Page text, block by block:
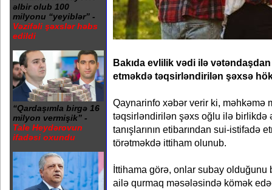
əlbir olub 100
milyonu “yeyiblər” -
Vəzifəli şəxslər həbs
edildi
“Qardaşımla birgə 16
milyon vermişik” -
Tale Heydərovun
ifadəsi oxundu
Bakıda evlilik vədi ilə
etməkdə təqsirləndirilən şəxsə
Qaynarinfo xəbər verir ki, məhkəmə
təqsirləndirilən şəxs oğlu ilə birlikdə
tanışlarının etibarından sui-istifadə
törətməkdə ittiham olunub.
İttihama görə, onlar subay
ailə qurmaq məsələsində kömək